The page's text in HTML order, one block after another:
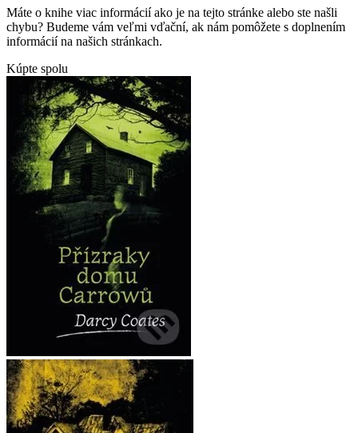
Máte o knihe viac informácií ako je na tejto stránke alebo ste našli
chybu? Budeme vám veľmi vďační, ak nám pomôžete s doplnením
informácií na našich stránkach.
Kúpte spolu